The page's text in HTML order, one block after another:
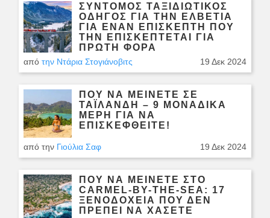
ΣΎΝΤΟΜΟΣ ΤΑΞΙΔΙΩΤΙΚΌΣ
ΟΔΗΓΌΣ ΓΙΑ ΤΗΝ ΕΛΒΕΤΊΑ
ΓΙΑ ΈΝΑΝ ΕΠΙΣΚΈΠΤΗ ΠΟΥ
ΤΗΝ ΕΠΙΣΚΈΠΤΕΤΑΙ ΓΙΑ
ΠΡΏΤΗ ΦΟΡΆ
από την Ντάρια Στογιάνοβιτς 19 Δεκ 2024
ΠΟΎ ΝΑ ΜΕΊΝΕΤΕ ΣΕ
ΤΑΪΛΆΝΔΗ – 9 ΜΟΝΑΔΙΚΆ
ΜΈΡΗ ΓΙΑ ΝΑ
ΕΠΙΣΚΕΦΘΕΊΤΕ!
από την Γιούλια Σαφ 19 Δεκ 2024
ΠΟΎ ΝΑ ΜΕΊΝΕΤΕ ΣΤΟ
CARMEL-BY-THE-SEA: 17
ΞΕΝΟΔΟΧΕΊΑ ΠΟΥ ΔΕΝ
ΠΡΈΠΕΙ ΝΑ ΧΆΣΕΤΕ